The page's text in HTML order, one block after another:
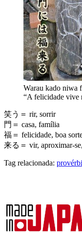
Warau kado niwa
“A felicidade vive
笑う＝ rir, sorrir
門＝ casa, família
福＝ felicidade, boa
来る＝ vir, aproximar-
Tag relacionada: